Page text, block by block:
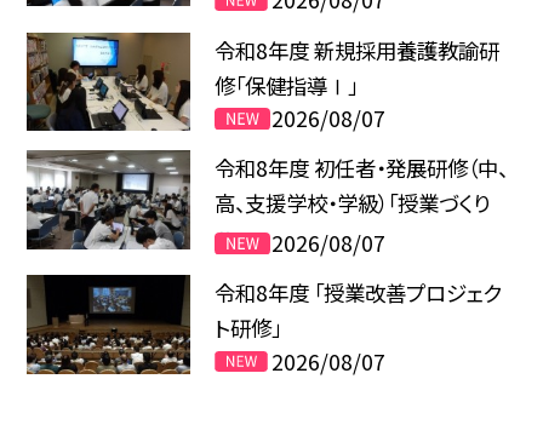
令和8年度 新規採用養護教諭研
修「保健指導Ⅰ」
2026/08/07
令和8年度 初任者・発展研修（中、
高、支援学校・学級）「授業づくり
Ⅱ」
2026/08/07
令和8年度 「授業改善プロジェク
ト研修」
2026/08/07